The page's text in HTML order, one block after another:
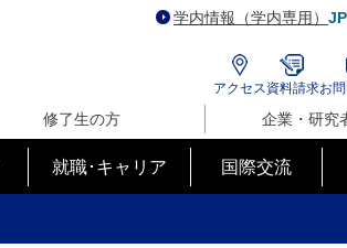
学内情報（学内専用） JP
アクセス 資料請求お
修了生の方 企業・研究
就職･キャリア 国際交流